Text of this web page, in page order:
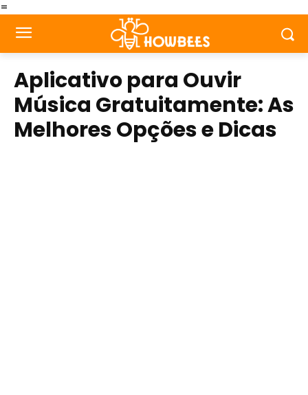
=
Aplicativo para Ouvir
Música Gratuitamente: As
Melhores Opções e Dicas